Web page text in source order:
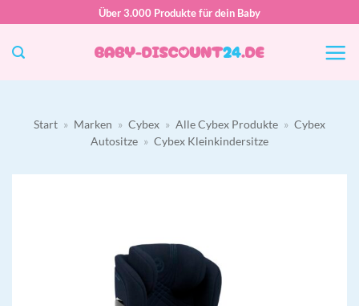
springen
Über 3.000 Produkte für dein Baby
Start » Marken » Cybex » Alle Cybex Produkte » Cybex
Autositze » Cybex Kleinkindersitze